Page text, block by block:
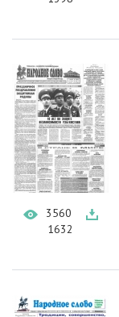
3560
1632